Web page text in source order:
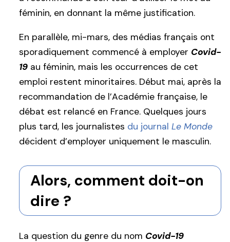
féminin, en donnant la même justification.
En parallèle, mi-mars, des médias français ont
sporadiquement commencé à employer Covid-
19 au féminin, mais les occurrences de cet
emploi restent minoritaires. Début mai, après la
recommandation de l’Académie française, le
débat est relancé en France. Quelques jours
plus tard, les journalistes du journal Le Monde
décident d’employer uniquement le masculin.
Alors, comment doit-on
dire ?
La question du genre du nom Covid-19